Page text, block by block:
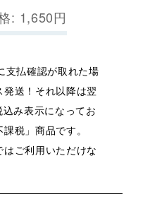
: 1,650円
支払確認が取れた場
送！それ以降は翌
み表示になってお
税」商品です。
ご利用いただけな